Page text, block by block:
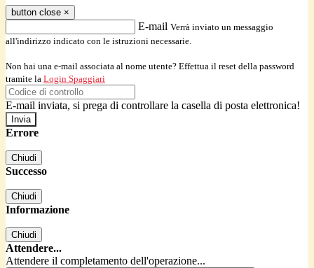
button close ×
E-mail Verrà inviato un messaggio
all'indirizzo indicato con le istruzioni necessarie.
Non hai una e-mail associata al nome utente? Effettua il reset della password
tramite la Login Spaggiari
E-mail inviata, si prega di controllare la casella di posta elettronica!
Errore
Chiudi
Successo
Chiudi
Informazione
Chiudi
Attendere...
Attendere il completamento dell'operazione...